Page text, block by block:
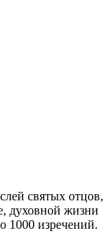
святых отцов,
духовной жизни
1000 изречений.